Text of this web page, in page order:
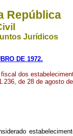
República
Jurídicos
DE 1972.
fiscal dos
de 28 de agosto